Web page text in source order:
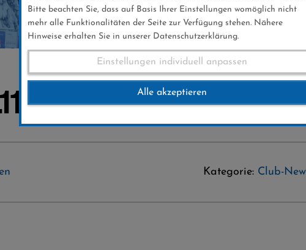
Kategorie: Club-
Bitte beachten Sie, dass auf Basis Ihrer Einstellungen womöglich nicht
mehr alle Funktionalitäten der Seite zur Verfügung stehen. Nähere
Hinweise erhalten Sie in unserer Datenschutzerklärung.
Einstellungen individuell anpassen
Alle akzeptieren